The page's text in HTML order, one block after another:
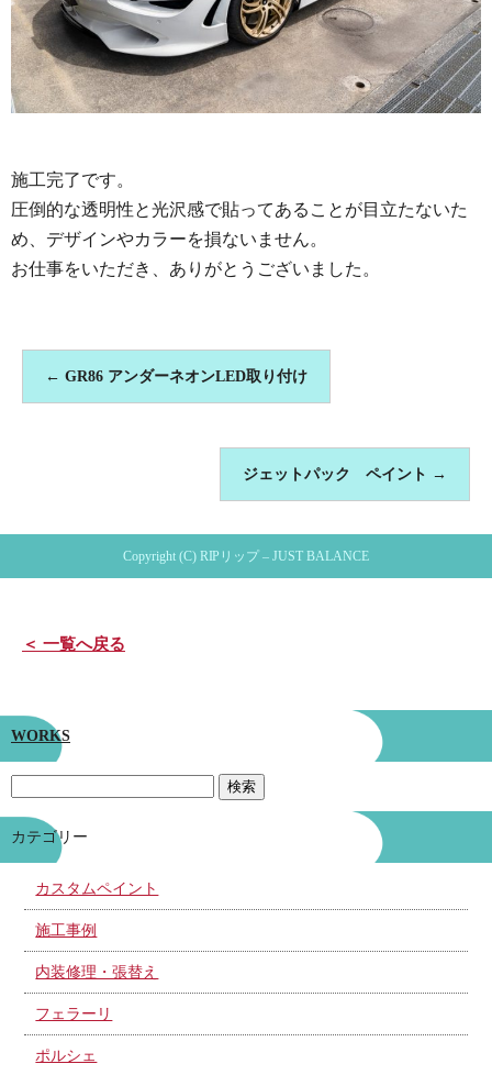
施工完了です。
圧倒的な透明性と光沢感で貼ってあることが目立たないた
め、デザインやカラーを損ないません。
お仕事をいただき、ありがとうございました。
← GR86 アンダーネオンLED取り付け
ジェットパック ペイント →
Copyright (C) RIPリップ – JUST BALANCE
＜ 一覧へ戻る
WORKS
カテゴリー
カスタムペイント
施工事例
内装修理・張替え
フェラーリ
ポルシェ